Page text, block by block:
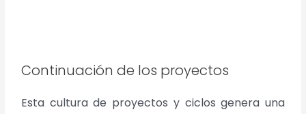
Continuación de los proyectos
Esta cultura de proyectos y ciclos genera una